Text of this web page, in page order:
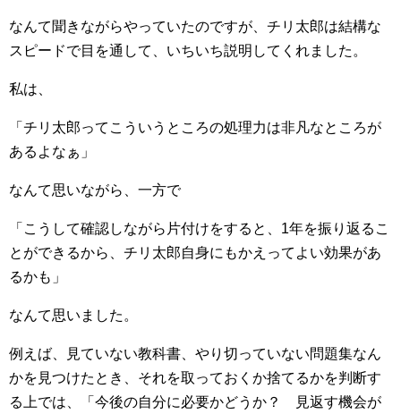
なんて聞きながらやっていたのですが、チリ太郎は結構な
スピードで目を通して、いちいち説明してくれました。
私は、
「チリ太郎ってこういうところの処理力は非凡なところが
あるよなぁ」
なんて思いながら、一方で
「こうして確認しながら片付けをすると、1年を振り返るこ
とができるから、チリ太郎自身にもかえってよい効果があ
るかも」
なんて思いました。
例えば、見ていない教科書、やり切っていない問題集なん
かを見つけたとき、それを取っておくか捨てるかを判断す
る上では、「今後の自分に必要かどうか？ 見返す機会が